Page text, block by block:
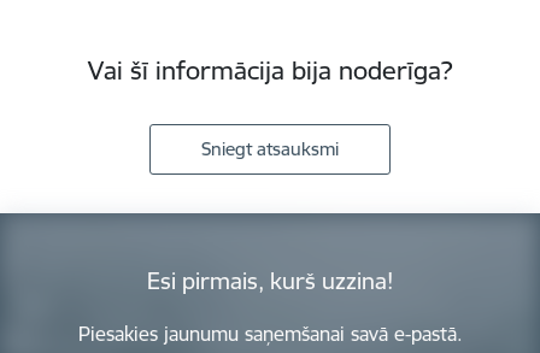
Vai šī informācija bija noderīga?
Sniegt atsauksmi
Esi pirmais, kurš uzzina!
Piesakies jaunumu saņemšanai savā e-pastā.